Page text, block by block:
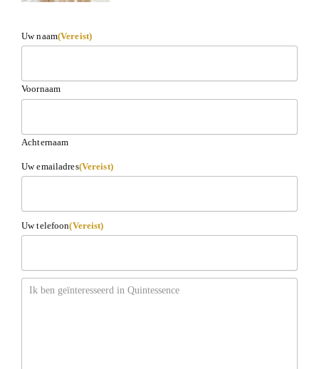
Uw naam(Vereist)
Voornaam
Achternaam
Uw emailadres(Vereist)
Uw telefoon(Vereist)